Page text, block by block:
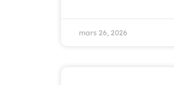
mars 26, 2026